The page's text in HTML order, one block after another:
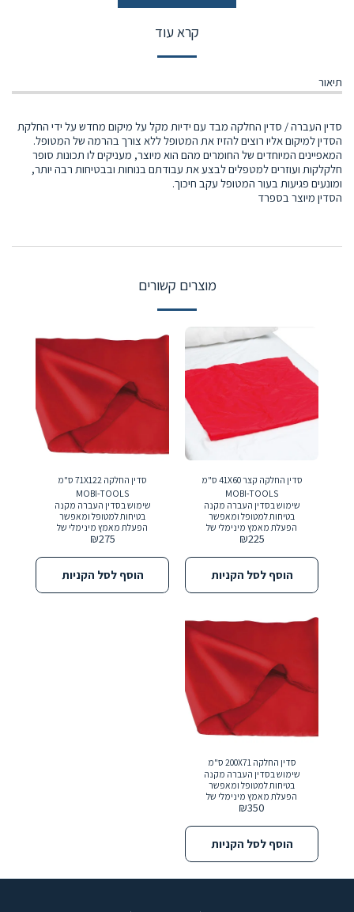
קרא עוד
תיאור
סדין העברה / סדין החלקה מבד עם ידיות מקל על מיקום מחדש על ידי החלקת
הסדין למיקום אליו רוצים להזיז את המטופל ללא צורך בהרמה של המטופל.
המאפיינים המיוחדים של החומרים מהם הוא מיוצר, מעניקים לו תכונות סופר
חלקלקות ועוזרים למטפלים לבצע את עבודתם בנוחות ובבטיחות רבה יותר,
ומונעים פגיעות בעור המטופל עקב חיכוך.
הסדין מיוצר בספרד
מוצרים קשורים
סדין החלקה קצר 41X60 ס"מ
MOBI-TOOLS
שימוש בסדין העברה מקנה
בטיחות למטופל ומאפשר
הפעלת מאמץ מינימלי של
המטפל
₪225
הוסף לסל הקניות
סדין החלקה 71X122 ס"מ
MOBI-TOOLS
שימוש בסדין העברה מקנה
בטיחות למטופל ומאפשר
הפעלת מאמץ מינימלי של
המטפל
₪275
הוסף לסל הקניות
סדין החלקה 200X71 ס"מ
שימוש בסדין העברה מקנה
בטיחות למטופל ומאפשר
הפעלת מאמץ מינימלי של
המטפל.
₪350
הוסף לסל הקניות